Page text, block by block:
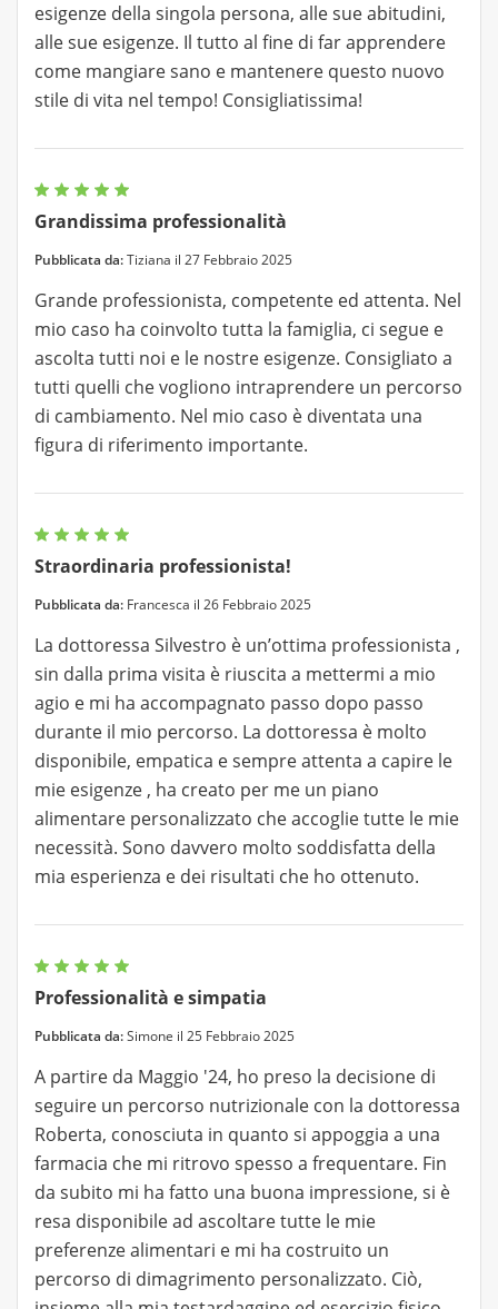
esigenze della singola persona, alle sue abitudini,
alle sue esigenze. Il tutto al fine di far apprendere
come mangiare sano e mantenere questo nuovo
stile di vita nel tempo! Consigliatissima!
Grandissima professionalità
Pubblicata da:Tiziana il 27 Febbraio 2025
Grande professionista, competente ed attenta. Nel
mio caso ha coinvolto tutta la famiglia, ci segue e
ascolta tutti noi e le nostre esigenze. Consigliato a
tutti quelli che vogliono intraprendere un percorso
di cambiamento. Nel mio caso è diventata una
figura di riferimento importante.
Straordinaria professionista!
Pubblicata da: Francesca il 26 Febbraio 2025
La dottoressa Silvestro è un’ottima professionista ,
sin dalla prima visita è riuscita a mettermi a mio
agio e mi ha accompagnato passo dopo passo
durante il mio percorso. La dottoressa è molto
disponibile, empatica e sempre attenta a capire le
mie esigenze , ha creato per me un piano
alimentare personalizzato che accoglie tutte le mie
necessità. Sono davvero molto soddisfatta della
mia esperienza e dei risultati che ho ottenuto.
Professionalità e simpatia
Pubblicata da:Simone il 25 Febbraio 2025
A partire da Maggio '24, ho preso la decisione di
seguire un percorso nutrizionale con la dottoressa
Roberta, conosciuta in quanto si appoggia a una
farmacia che mi ritrovo spesso a frequentare. Fin
da subito mi ha fatto una buona impressione, si è
resa disponibile ad ascoltare tutte le mie
preferenze alimentari e mi ha costruito un
percorso di dimagrimento personalizzato. Ciò,